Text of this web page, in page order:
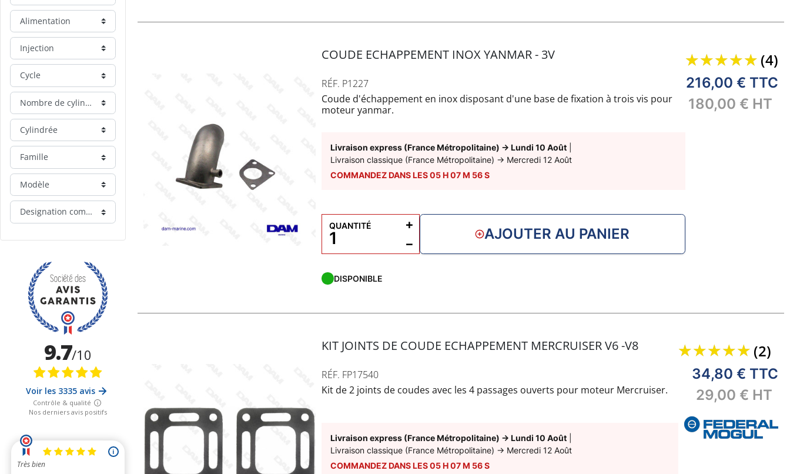
Alimentation
Injection
Cycle
Nombre de cylindre
Cylindrée
Famille
Modèle
Designation commerciale
COUDE ECHAPPEMENT INOX YANMAR - 3V
RÉF. P1227
Coude d'échappement en inox disposant d'une base de fixation à trois vis pour
moteur yanmar.
Livraison express (France Métropolitaine) → Lundi 10 Août
Livraison classique (France Métropolitaine) → Mercredi 12 Août
COMMANDEZ DANS LES 05H07M 55S
DISPONIBLE
(4)
216,00 € TTC
180,00 € HT
QUANTITÉ
−
+
AJOUTER AU PANIER
KIT JOINTS DE COUDE ECHAPPEMENT MERCRUISER V6 -V8
RÉF. FP17540
Kit de 2 joints de coudes avec les 4 passages ouverts pour moteur Mercruiser.
Livraison express (France Métropolitaine) → Lundi 10 Août
Livraison classique (France Métropolitaine) → Mercredi 12 Août
COMMANDEZ DANS LES 05H07M 55S
(2)
34,80 € TTC
29,00 € HT